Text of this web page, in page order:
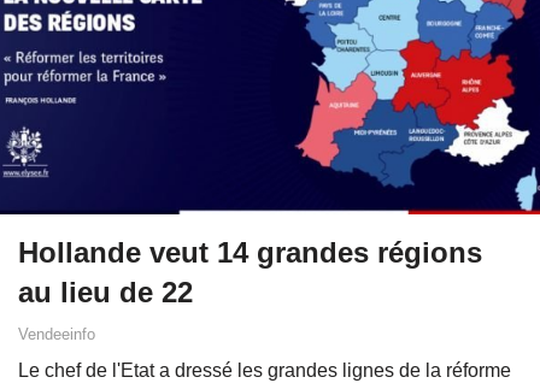
Hollande veut 14 grandes régions
au lieu de 22
Vendeeinfo
Le chef de l'Etat a dressé les grandes lignes de la réforme